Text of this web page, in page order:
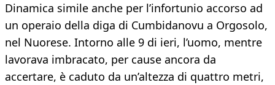
Dinamica simile anche per l’infortunio accorso ad
un operaio della diga di Cumbidanovu a Orgosolo,
nel Nuorese. Intorno alle 9 di ieri, l’uomo, mentre
lavorava imbracato, per cause ancora da
accertare, è caduto da un’altezza di quattro metri,